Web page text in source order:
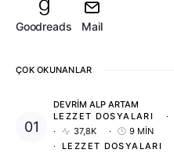
Goodreads Mail
ÇOK OKUNANLAR
DEVRIM ALP ARTAM
LEZZET DOSYALARI
37,8K
9 MIN
LEZZET DOSYALARI